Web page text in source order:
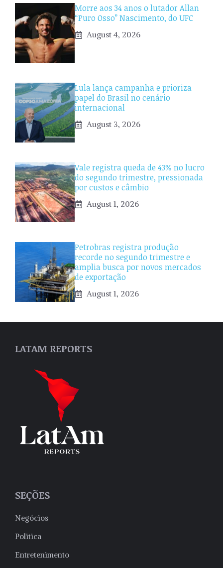
Morre aos 34 anos o lutador Allan
“Puro Osso” Nascimento, do UFC
August 4, 2026
Lula lança campanha e prioriza
papel do Brasil no cenário
internacional
August 3, 2026
Vale registra queda de 43% no lucro
do segundo trimestre, pressionada
por custos e câmbio
August 1, 2026
Petrobras registra produção
recorde no segundo trimestre e
amplia busca por novos mercados
de exportação
August 1, 2026
LATAM REPORTS
SEÇÕES
Negócios
Politica
Entretenimento